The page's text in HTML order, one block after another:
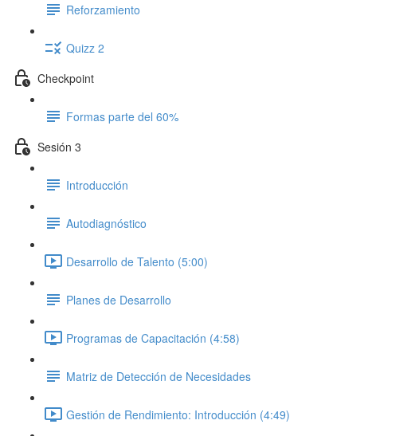
Reforzamiento
Quizz 2
Checkpoint
Formas parte del 60%
Sesión 3
Introducción
Autodiagnóstico
Desarrollo de Talento (5:00)
Planes de Desarrollo
Programas de Capacitación (4:58)
Matriz de Detección de Necesidades
Gestión de Rendimiento: Introducción (4:49)